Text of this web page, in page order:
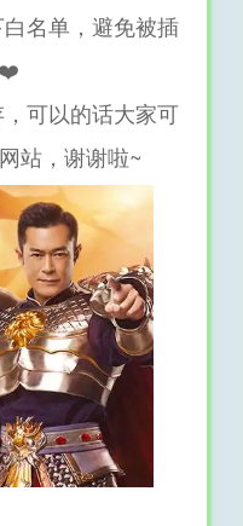
名单，避免被插
可以的话大家可
站，谢谢啦~